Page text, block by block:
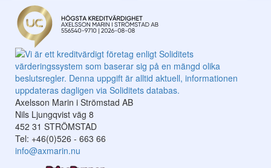
Axelsson Marin i Strömstad AB
Nils Ljungqvist väg 8
452 31 STRÖMSTAD
Tel: +46(0)526 - 663 66
info@axmarin.nu